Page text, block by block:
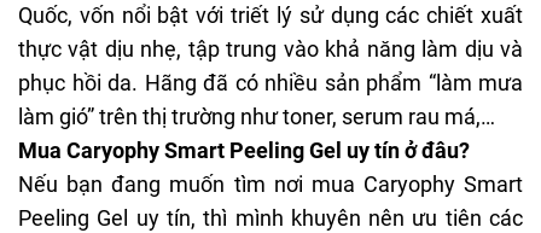
Quốc, vốn nổi bật với triết lý sử dụng các chiết xuất
thực vật dịu nhẹ, tập trung vào khả năng làm dịu và
phục hồi da. Hãng đã có nhiều sản phẩm “làm mưa
làm gió” trên thị trường như toner, serum rau má,…
Mua Caryophy Smart Peeling Gel uy tín ở đâu?
Nếu bạn đang muốn tìm nơi mua Caryophy Smart
Peeling Gel uy tín, thì mình khuyên nên ưu tiên các